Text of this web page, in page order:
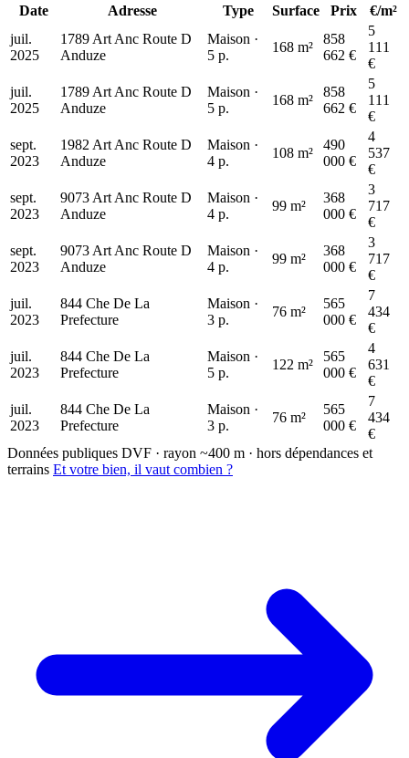
Date Adresse Type Surface Prix
€/m²
juil.
2025
1789 Art Anc Route D
Anduze
Maison ·
5 p.
168 m²
858
662 €
5
111
€
juil.
2025
1789 Art Anc Route D
Anduze
Maison ·
5 p.
168 m²
858
662 €
5
111
€
sept.
2023
1982 Art Anc Route D
Anduze
Maison ·
4 p.
108 m²
490
000 €
4
537
€
sept.
2023
9073 Art Anc Route D
Anduze
Maison ·
4 p.
99 m²
368
000 €
3
717
€
sept.
2023
9073 Art Anc Route D
Anduze
Maison ·
4 p.
99 m²
368
000 €
3
717
€
juil.
2023
844 Che De La
Prefecture
Maison ·
3 p.
76 m²
565
000 €
7
434
€
juil.
2023
844 Che De La
Prefecture
Maison ·
5 p.
122 m²
565
000 €
4
631
€
juil.
2023
844 Che De La
Prefecture
Maison ·
3 p.
76 m²
565
000 €
7
434
€
Données publiques DVF · rayon ~400 m · hors dépendances et
terrains Et votre bien, il vaut combien ?